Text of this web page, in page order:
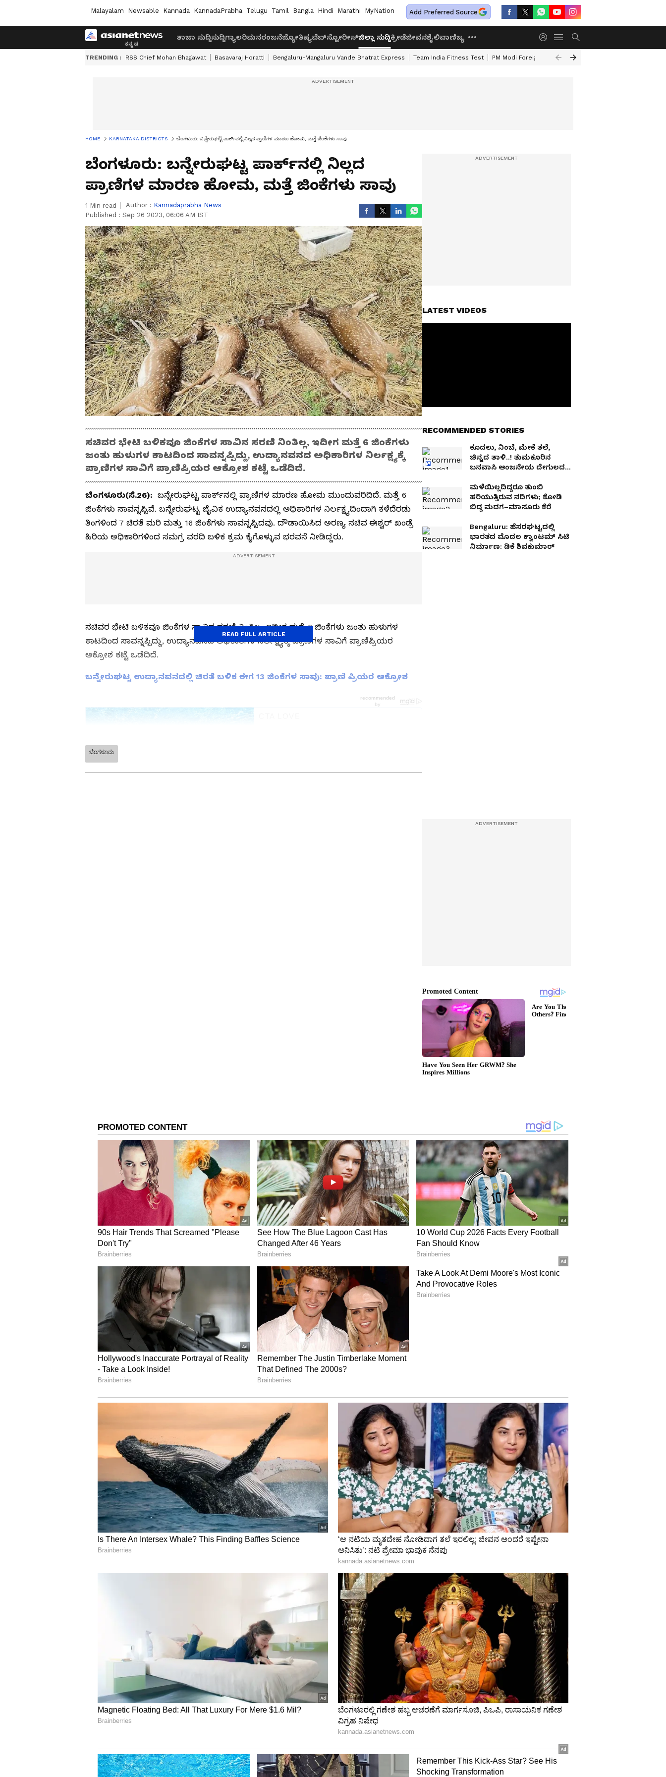
Malayalam Newsable Kannada KannadaPrabha Telugu Tamil Bangla Hindi Marathi MyNation Add Preferred Source
ತಾಜಾ ಸುದ್ದಿಸುದ್ದಿಗ್ಯಾಲರಿಮನರಂಜನೆಜ್ಯೋತಿಷ್ಯವೆಬ್‌ಸ್ಟೋರೀಸ್ಜಿಲ್ಲಾ ಸುದ್ದಿಕ್ರೀಡೆಜೀವನಶೈಲಿವಾಣಿಜ್ಯ
TRENDING : RSS Chief Mohan Bhagawat Basavaraj Horatti Bengaluru-Mangaluru Vande Bhatrat Express Team India Fitness Test PM Modi Foreign Travel Expenditure
HOME KARNATAKA DISTRICTS ಬೆಂಗಳೂರು: ಬನ್ನೇರುಘಟ್ಟ ಪಾರ್ಕ್‌ನಲ್ಲಿ ನಿಲ್ಲದ ಪ್ರಾಣಿಗಳ ಮಾರಣ ಹೋಮ, ಮತ್ತೆ ಜಿಂಕೆಗಳು ಸಾವು
ಬೆಂಗಳೂರು: ಬನ್ನೇರುಘಟ್ಟ ಪಾರ್ಕ್‌ನಲ್ಲಿ ನಿಲ್ಲದ
ಪ್ರಾಣಿಗಳ ಮಾರಣ ಹೋಮ, ಮತ್ತೆ ಜಿಂಕೆಗಳು ಸಾವು
1 Min read Author : Kannadaprabha News
Published : Sep 26 2023, 06:06 AM IST
ಸಚಿವರ ಭೇಟಿ ಬಳಿಕವೂ ಜಿಂಕೆಗಳ ಸಾವಿನ ಸರಣಿ ನಿಂತಿಲ್ಲ, ಇದೀಗ ಮತ್ತೆ 6 ಜಿಂಕೆಗಳು
ಜಂತು ಹುಳುಗಳ ಕಾಟದಿಂದ ಸಾವನ್ನಪ್ಪಿದ್ದು, ಉದ್ಯಾನವನದ ಅಧಿಕಾರಿಗಳ ನಿರ್ಲಕ್ಷ್ಯಕ್ಕೆ
ಪ್ರಾಣಿಗಳ ಸಾವಿಗೆ ಪ್ರಾಣಿಪ್ರಿಯರ ಆಕ್ರೋಶ ಕಟ್ಟೆ ಒಡೆದಿದೆ.
ಬೆಂಗಳೂರು(ಸೆ.26): ಬನ್ನೇರುಘಟ್ಟ ಪಾರ್ಕ್‌ನಲ್ಲಿ ಪ್ರಾಣಿಗಳ ಮಾರಣ ಹೋಮ ಮುಂದುವರಿದಿದೆ. ಮತ್ತೆ 6
ಜಿಂಕೆಗಳು ಸಾವನ್ನಪ್ಪಿವೆ. ಬನ್ನೇರುಘಟ್ಟ ಜೈವಿಕ ಉದ್ಯಾನವನದಲ್ಲಿ ಅಧಿಕಾರಿಗಳ ನಿರ್ಲಕ್ಷ್ಯದಿಂದಾಗಿ ಕಳೆದೆರಡು
ತಿಂಗಳಿಂದ 7 ಚಿರತೆ ಮರಿ ಮತ್ತು 16 ಜಿಂಕೆಗಳು ಸಾವನ್ನಪ್ಪಿದವು. ದೌಡಾಯಿಸಿದ ಅರಣ್ಯ ಸಚಿವ ಈಶ್ವರ್ ಖಂಡ್ರೆ
ಹಿರಿಯ ಅಧಿಕಾರಿಗಳಿಂದ ಸಮಗ್ರ ವರದಿ ಬಳಿಕ ಕ್ರಮ ಕೈಗೊಳ್ಳುವ ಭರವಸೆ ನೀಡಿದ್ದರು.
ಸಚಿವರ ಭೇಟಿ ಬಳಿಕವೂ ಜಿಂಕೆಗಳ ಸಾವಿನ ಸರಣಿ ನಿಂತಿಲ್ಲ, ಇದೀಗ ಮತ್ತೆ 6 ಜಿಂಕೆಗಳು ಜಂತು ಹುಳುಗಳ
ಕಾಟದಿಂದ ಸಾವನ್ನಪ್ಪಿದ್ದು, ಉದ್ಯಾನವನದ ಅಧಿಕಾರಿಗಳ ನಿರ್ಲಕ್ಷ್ಯಕ್ಕೆ ಪ್ರಾಣಿಗಳ ಸಾವಿಗೆ ಪ್ರಾಣಿಪ್ರಿಯರ
ಆಕ್ರೋಶ ಕಟ್ಟೆ ಒಡೆದಿದೆ.
ಬನ್ನೇರುಘಟ್ಟ ಉದ್ಯಾನವನದಲ್ಲಿ ಚಿರತೆ ಬಳಿಕ ಈಗ 13 ಜಿಂಕೆಗಳ ಸಾವು: ಪ್ರಾಣಿ ಪ್ರಿಯರ ಆಕ್ರೋಶ
READ FULL ARTICLE
Kannadaprabha News
ಬೆಂಗಳೂರು
LATEST VIDEOS
RECOMMENDED STORIES
ಕೂದಲು, ನಿಂಬೆ, ಮೇಕೆ ತಲೆ,
ಚಿನ್ನದ ತಾಳಿ..! ತುಮಕೂರಿನ
ಬನವಾಸಿ ಆಂಜನೇಯ ದೇಗುಲದ
ಸ್ಥಳೀಯರು
ಮಳೆಯಿಲ್ಲದಿದ್ದರೂ ತುಂಬಿ
ಹರಿಯುತ್ತಿರುವ ನದಿಗಳು; ಕೋಡಿ
ಬಿದ್ದ ಮದಗ–ಮಾಸೂರು ಕೆರೆ
Bengaluru: ಹೆಸರಘಟ್ಟದಲ್ಲಿ
ಭಾರತದ ಮೊದಲ ಕ್ವಾಂಟಮ್ ಸಿಟಿ
ನಿರ್ಮಾಣ: ಡಿಕೆ ಶಿವಕುಮಾರ್